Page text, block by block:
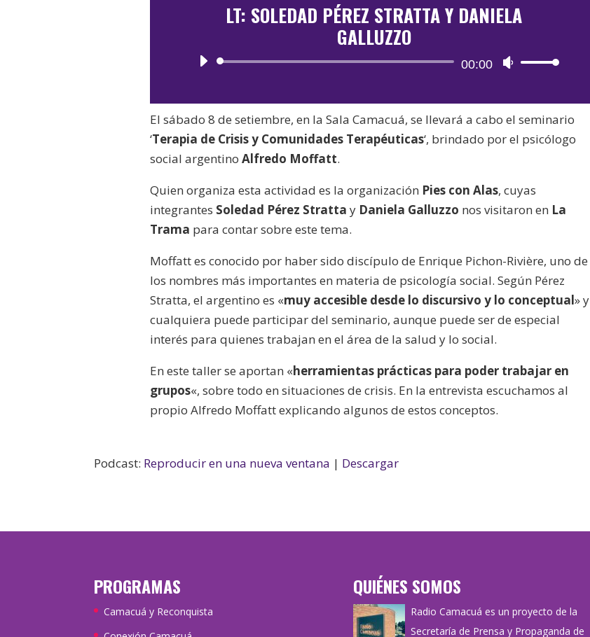
LT: SOLEDAD PÉREZ STRATTA Y DANIELA
GALLUZZO
Reproductor
audio
00:00
Utiliza
teclas
de
flecha
aumentar
el
volumen.
El sábado 8 de setiembre, en la Sala Camacuá, se llevará a cabo el seminario
‘Terapia de Crisis y Comunidades Terapéuticas‘, brindado por el psicólogo
social argentinoAlfredo Moffatt.
Quien organiza esta actividad es la organización Pies con Alas, cuyas
integrantes Soledad Pérez Stratta y Daniela Galluzzo nos visitaron en La
Trama para contar sobre este tema.
Moffatt es conocido por haber sido discípulo de Enrique Pichon-Rivière, uno de
los nombres más importantes en materia de psicología social. Según Pérez
Stratta, el argentino es «muy accesible desde lo discursivo y lo conceptual» y
cualquiera puede participar del seminario, aunque puede ser de especial
interés para quienes trabajan en el área de la salud y lo social.
En este taller se aportan «herramientas prácticas para poder trabajar en
grupos«, sobre todo en situaciones de crisis. En la entrevista escuchamos al
propio Alfredo Moffatt explicando algunos de estos conceptos.
Podcast: Reproducir en una nueva ventana | Descargar
PROGRAMAS
Camacuá y Reconquista
QUIÉNES SOMOS
Radio Camacuá es un proyecto de la
Secretaría de Prensa y Propaganda de